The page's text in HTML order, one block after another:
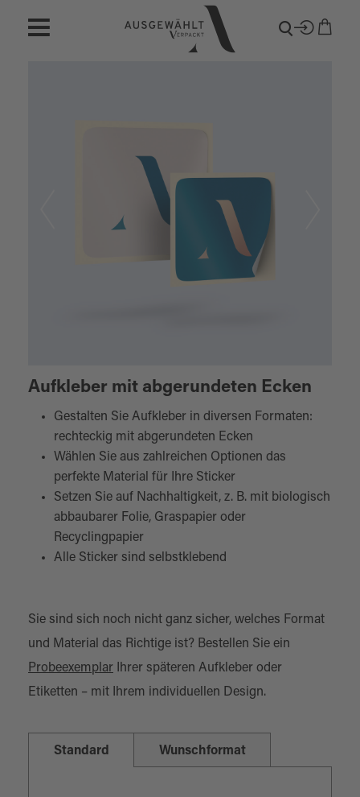
Aufkleber mit abgerundeten Ecken
Gestalten Sie Aufkleber in diversen Formaten:
rechteckig mit abgerundeten Ecken
Wählen Sie aus zahlreichen Optionen das
perfekte Material für Ihre Sticker
Setzen Sie auf Nachhaltigkeit, z. B. mit biologisch
abbaubarer Folie, Graspapier oder
Recyclingpapier
Alle Sticker sind selbstklebend
Sie sind sich noch nicht ganz sicher, welches Format
und Material das Richtige ist? Bestellen Sie ein
Probeexemplar Ihrer späteren Aufkleber oder
Etiketten – mit Ihrem individuellen Design.
Standard Wunschformat